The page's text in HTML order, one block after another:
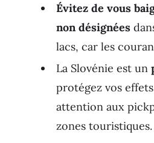
Évitez de vous
non désignées
lacs, car les
La Slovénie est un
protégez vos
attention aux
zones touristiques.